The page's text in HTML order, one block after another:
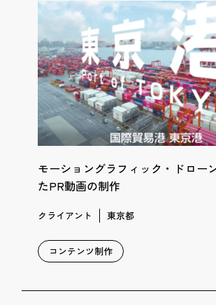
モーショングラフィック・ドロー
たPR動画の制作
クライアント 東京都
コンテンツ制作